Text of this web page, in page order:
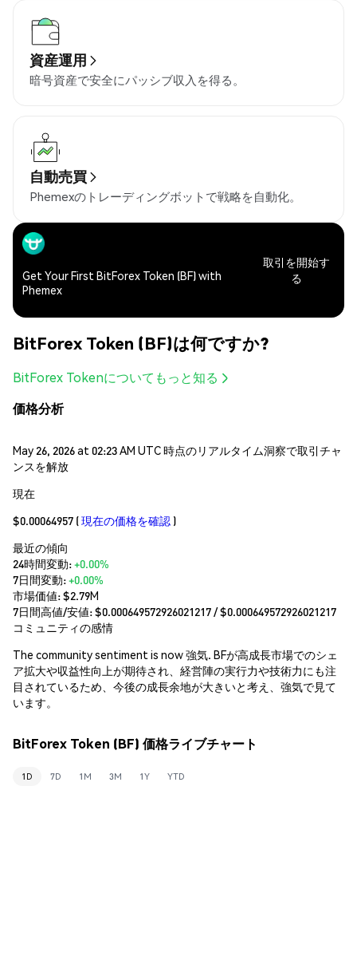
資産運用
暗号資産で安全にパッシブ収入を得る。
自動売買
Phemexのトレーディングボットで戦略を自動化。
Get Your First BitForex Token (BF) with
Phemex
取引を開始す
る
BitForex Token (BF)は何ですか?
BitForex Tokenについてもっと知る
価格分析
May 26, 2026 at 02:23 AM UTC 時点のリアルタイム洞察で取引チャ
ンスを解放
現在
$0.00064957 (現在の価格を確認 )
最近の傾向
24時間変動:+0.00%
7日間変動:+0.00%
市場価値:$2.79M
7日間高値/安値: $0.000649572926021217/ $0.000649572926021217
コミュニティの感情
The community sentiment is now 強気. BFが高成長市場でのシェ
ア拡大や収益性向上が期待され、経営陣の実行力や技術力にも注
目されているため、今後の成長余地が大きいと考え、強気で見て
います。
BitForex Token (BF) 価格ライブチャート
1D 7D 1M 3M 1Y YTD